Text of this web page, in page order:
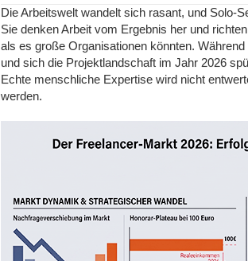
Nicht fehlen sollten im Wohn-Büro außerdem
anhand kleiner Ruheecken mit bequemen
Mitarbeitern etwas Gutes tun will, kann auch
öfter eine Mischung aus Sessel und Stuhl sind.
noch produktiv arbeiten.
kleinste Lärmquelle kann auf Dauer zu
im Einzelfall stark auf das Alltagsgeschehen
Office durchaus im allein genutzten Wohnraum
Kindern dann doch lieber einen separaten
Ebenfalls nicht fehlen darf für einen guten
Die Arbeitswelt wandelt sich rasant, und Solo-
Sie denken Arbeit vom Ergebnis her und
als es große Organisationen könnten.
und sich die Projektlandschaft im Jahr 2026
Echte menschliche Expertise wird nicht
werden.